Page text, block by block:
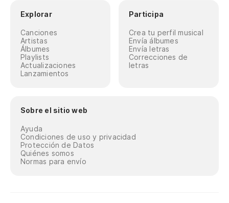
Explorar
Canciones
Artistas
Álbumes
Playlists
Actualizaciones
Lanzamientos
Participa
Crea tu perfil musical
Envía álbumes
Envía letras
Correcciones de
letras
Sobre el sitio web
Ayuda
Condiciones de uso y privacidad
Protección de Datos
Quiénes somos
Normas para envío